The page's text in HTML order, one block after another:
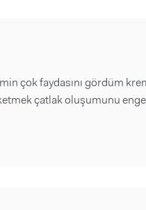
Sorular ve Yanıtlar
Makaleler
çok faydasını gördüm
çatlak oluşumunu